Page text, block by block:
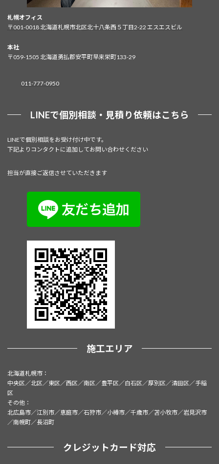
札幌オフィス
〒001-0018 北海道札幌市北区北十八条西５丁目2-22 エスエスビル
本社
〒059-1505 北海道勇払郡安平町早来栄町133-29
011-777-0950
LINEで個別相談・見積り依頼はこちら
LINEで個別相談をお受け付け中です。
下記よりコンタクトに追加してお問い合わせください
担当が直接ご返信させていただきます
施工エリア
北海道札幌市：
中央区／北区／東区／西区／南区／豊平区／白石区／厚別区／清田区／手稲
区
その他：
北広島市／江別市／恵庭市／石狩市／小樽市／千歳市／苫小牧市／岩見沢市
／南幌町／長沼町
クレジットカード対応